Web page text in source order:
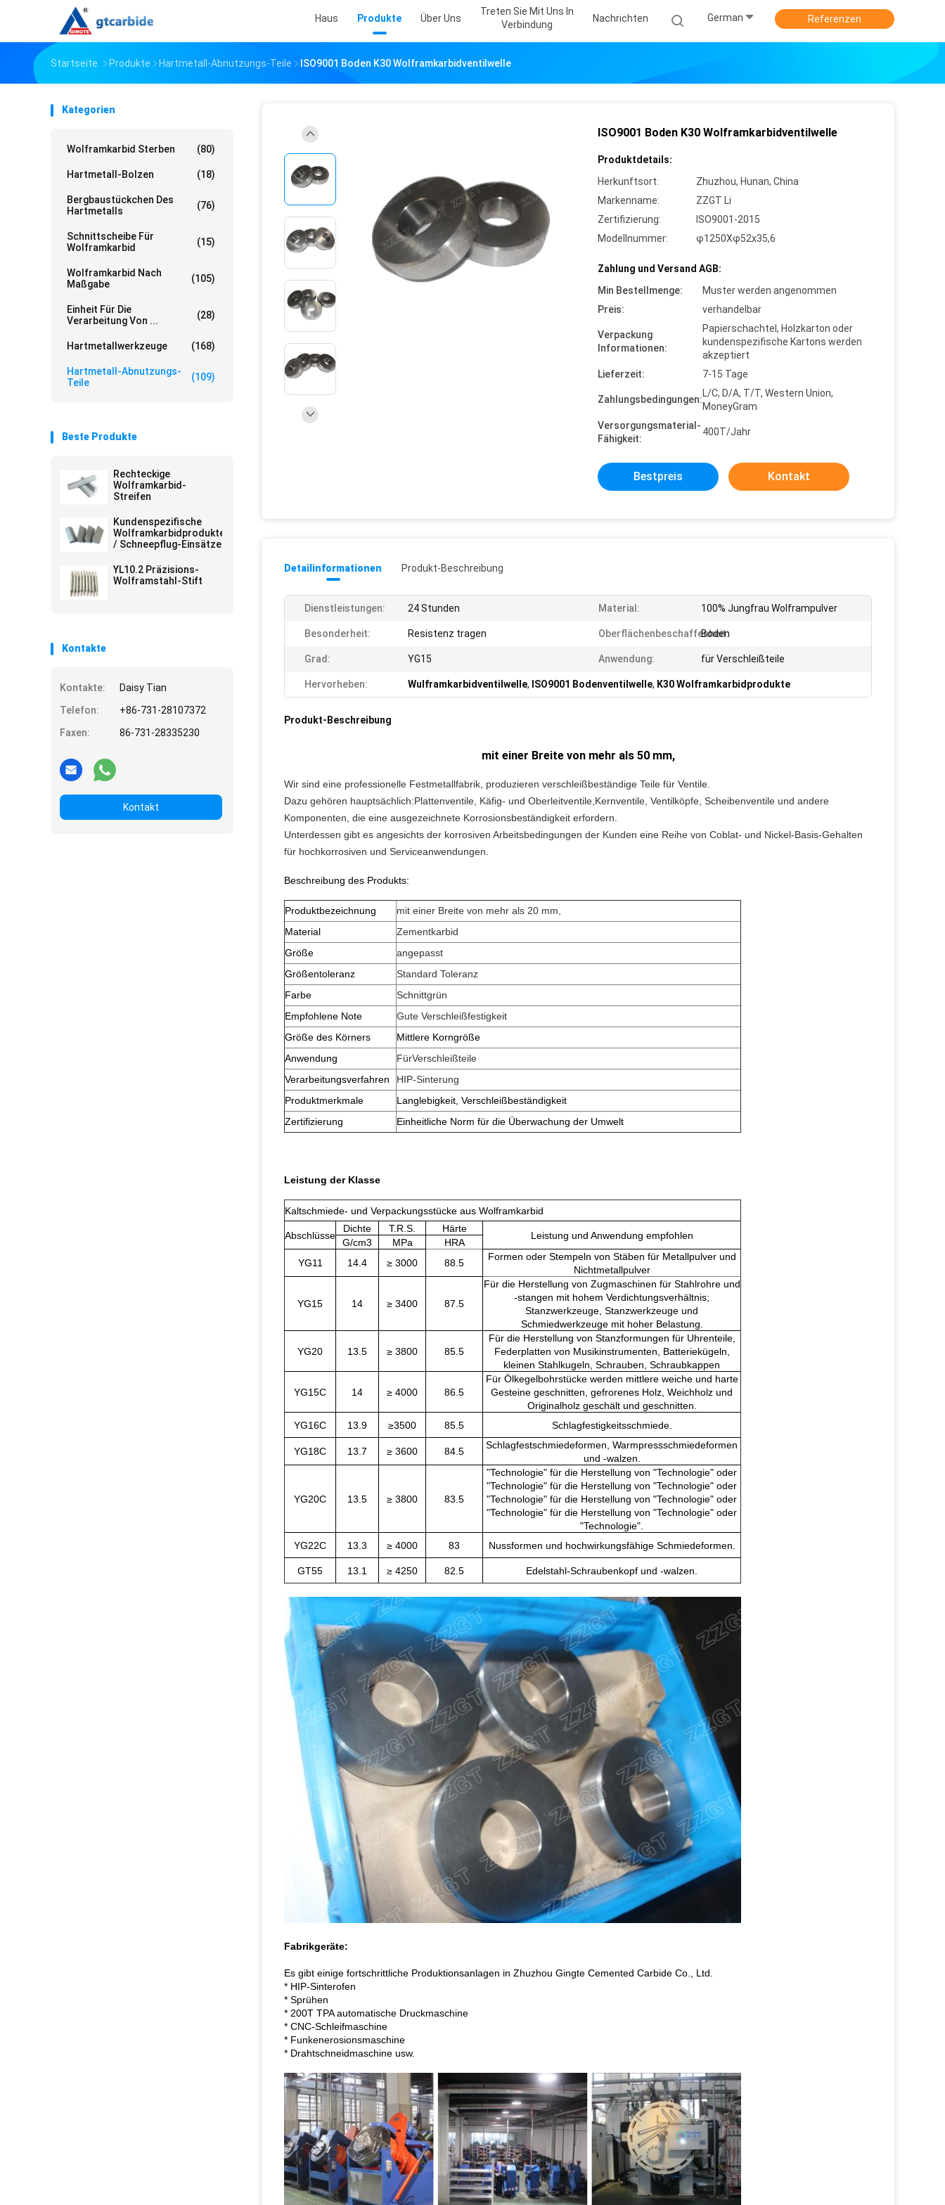
Haus Produkte Über Uns
Treten Sie Mit Uns In
Verbindung
Nachrichten German Referenzen
Startseite Produkte Hartmetall-Abnutzungs-Teile ISO9001 Boden K30 Wolframkarbidventilwelle
Kategorien
Wolframkarbid Sterben (80)
Hartmetall-Bolzen (18)
Bergbaustückchen Des
Hartmetalls
(76)
Schnittscheibe Für
Wolframkarbid
(15)
Wolframkarbid Nach
Maßgabe
(105)
Einheit Für Die
Verarbeitung Von ...
(28)
Hartmetallwerkzeuge (168)
Hartmetall-Abnutzungs-
Teile
(109)
Beste Produkte
Rechteckige
Wolframkarbid-
Streifen
Kundenspezifische
Wolframkarbidprodukte
/ Schneepflug-Einsätze
YL10.2 Präzisions-
Wolframstahl-Stift
Kontakte
Kontakte:
Daisy Tian
Telefon:
+86-731-28107372
Faxen:
86-731-28335230
Kontakt
ISO9001 Boden K30 Wolframkarbidventilwelle
Produktdetails:
Herkunftsort:
Zhuzhou, Hunan, China
Markenname:
ZZGT Li
Zertifizierung:
ISO9001-2015
Modellnummer:
φ1250Xφ52x35,6
Zahlung und Versand AGB:
Min Bestellmenge:
Muster werden angenommen
Preis:
verhandelbar
Verpackung
Informationen:
Papierschachtel, Holzkarton oder
kundenspezifische Kartons werden
akzeptiert
Lieferzeit:
7-15 Tage
Zahlungsbedingungen:
L/C, D/A, T/T, Western Union,
MoneyGram
Versorgungsmaterial-
Fähigkeit:
400T/Jahr
Bestpreis Kontakt
Detailinformationen Produkt-Beschreibung
Dienstleistungen: 24 Stunden Material: 100% Jungfrau Wolframpulver
Besonderheit: Resistenz tragen Oberflächenbeschaffenheit:
Boden
Grad: YG15 Anwendung: für Verschleißteile
Hervorheben: Wulframkarbidventilwelle, ISO9001 Bodenventilwelle, K30 Wolframkarbidprodukte
Produkt-Beschreibung
mit einer Breite von mehr als 50 mm,
Wir sind eine professionelle Festmetallfabrik, produzieren verschleißbeständige Teile für Ventile.
Dazu gehören hauptsächlich:Plattenventile, Käfig- und Oberleitventile,Kernventile, Ventilköpfe, Scheibenventile und andere
Komponenten, die eine ausgezeichnete Korrosionsbeständigkeit erfordern.
Unterdessen gibt es angesichts der korrosiven Arbeitsbedingungen der Kunden eine Reihe von Coblat- und Nickel-Basis-Gehalten
für hochkorrosiven und Serviceanwendungen.
Beschreibung des Produkts:
Produktbezeichnung
mit einer Breite von mehr als 20 mm,
Material
Zementkarbid
Größe
angepasst
Größentoleranz
Standard Toleranz
Farbe
Schnittgrün
Empfohlene Note
Gute Verschleißfestigkeit
Größe des Körners
Mittlere Korngröße
Anwendung
FürVerschleißteile
Verarbeitungsverfahren
HIP-Sinterung
Produktmerkmale
Langlebigkeit, Verschleißbeständigkeit
Zertifizierung
Einheitliche Norm für die Überwachung der Umwelt
Leistung der Klasse
Kaltschmiede- und Verpackungsstücke aus Wolframkarbid
Abschlüsse
Dichte T.R.S. Härte
Leistung und Anwendung empfohlen
G/cm3 MPa
HRA
YG11
14.4 ≥ 3000 88.5
Formen oder Stempeln von Stäben für Metallpulver und
Nichtmetallpulver
YG15 14 ≥ 3400 87.5
Für die Herstellung von Zugmaschinen für Stahlrohre und
-stangen mit hohem Verdichtungsverhältnis;
Stanzwerkzeuge, Stanzwerkzeuge und
Schmiedwerkzeuge mit hoher Belastung.
YG20 13.5 ≥ 3800 85.5
Für die Herstellung von Stanzformungen für Uhrenteile,
Federplatten von Musikinstrumenten, Batteriekügeln,
kleinen Stahlkugeln, Schrauben, Schraubkappen
YG15C 14 ≥ 4000 86.5
Für Ölkegelbohrstücke werden mittlere weiche und harte
Gesteine geschnitten, gefrorenes Holz, Weichholz und
Originalholz geschält und geschnitten.
YG16C
13.9 ≥3500 85.5 Schlagfestigkeitsschmiede.
YG18C 13.7 ≥ 3600 84.5
Schlagfestschmiedeformen, Warmpressschmiedeformen
und -walzen.
YG20C 13.5 ≥ 3800 83.5
"Technologie" für die Herstellung von "Technologie" oder
"Technologie" für die Herstellung von "Technologie" oder
"Technologie" für die Herstellung von "Technologie" oder
"Technologie" für die Herstellung von "Technologie" oder
"Technologie".
YG22C
13.3 ≥ 4000 83 Nussformen und hochwirkungsfähige Schmiedeformen.
GT55 13.1 ≥ 4250 82.5 Edelstahl-Schraubenkopf und -walzen.
Fabrikgeräte:
Es gibt einige fortschrittliche Produktionsanlagen in Zhuzhou Gingte Cemented Carbide Co., Ltd.
* HIP-Sinterofen
* Sprühen
* 200T TPA automatische Druckmaschine
* CNC-Schleifmaschine
* Funkenerosionsmaschine
* Drahtschneidmaschine usw.